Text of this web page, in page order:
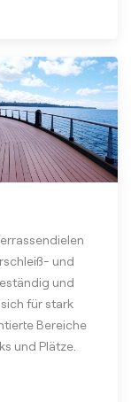
und
und
für stark
Bereiche
und Plätze.